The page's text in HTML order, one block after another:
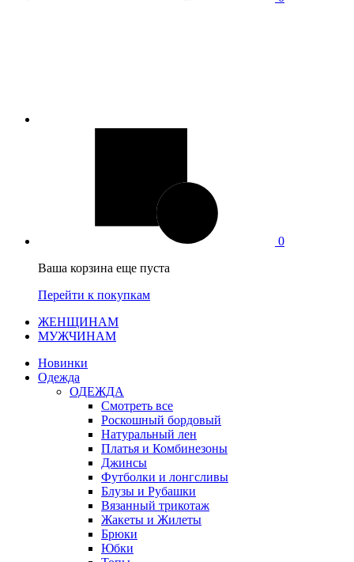
0
Ваша корзина еще пуста
Перейти к покупкам
ЖЕНЩИНАМ
МУЖЧИНАМ
Новинки
Одежда
ОДЕЖДА
Смотреть все
Роскошный бордовый
Натуральный лен
Платья и Комбинезоны
Джинсы
Футболки и лонгсливы
Блузы и Рубашки
Вязанный трикотаж
Жакеты и Жилеты
Брюки
Юбки